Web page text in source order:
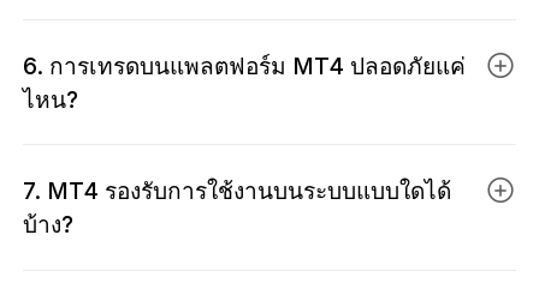
สภาวะตลาดที่หลากหลาย
งานแพลตฟอร์ม MetaTrader 4 (MT4) เป็นบริการฟรี
ทั้งหมด ไม่มีค่าธรรมเนียมแพลตฟอร์มหรือค่าสมาชิก
เปรดหรือค่าคอมมิชชั่น ที่แสดงอย่างโปร่งใสในแต่ละ
ออเดอร์เท่านั้น
6. การเทรดบนแพลตฟอร์ม MT4 ปลอดภัยแค่
ไหน?
การปกป้องด้วยระบบเข้ารหัสขั้นสูงและระบบการเข้าสู่
ระบบที่ปลอดภัย นอกจากนี้ EBC ยังปฏิบัติตาม
7. MT4 รองรับการใช้งานบนระบบแบบใดได้
บ้าง?